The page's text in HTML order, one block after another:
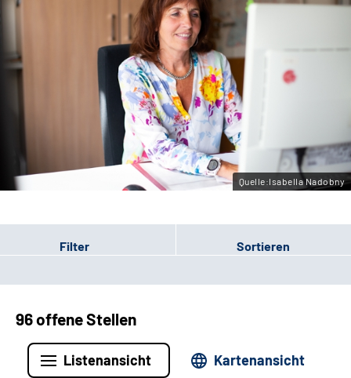
Sozialdienste & Zuweisende
Erweiterte Suche
Gebärdensprache
Leichte Sprache
Quelle:Isabella Nadobny
Filter Sortieren
96 offene Stellen
Listenansicht Kartenansicht